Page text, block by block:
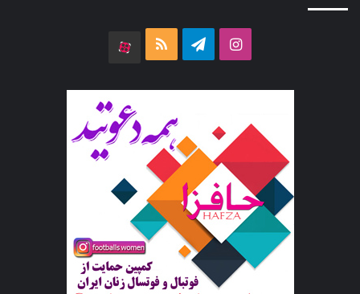
اینستاگرامتلگرام خوراک